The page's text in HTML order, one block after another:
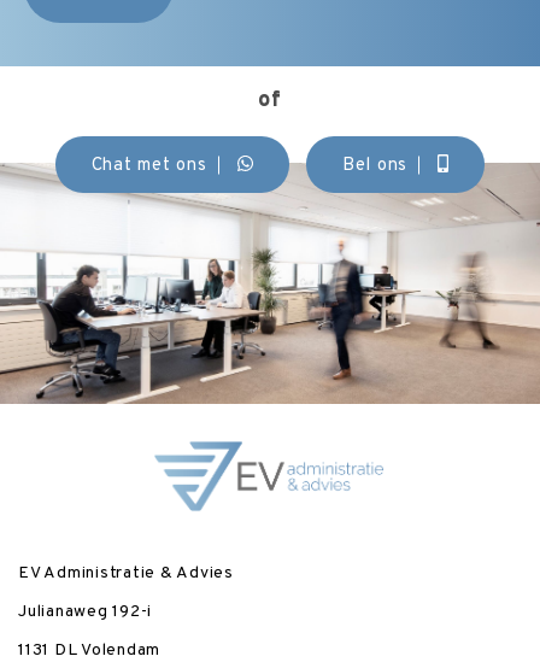
of
Chat met ons Bel ons
EV Administratie & Advies
Julianaweg 192-i
1131 DL Volendam